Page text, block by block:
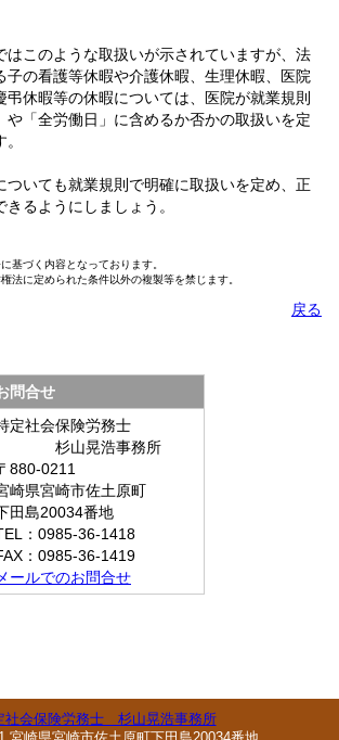
このような取扱いが示されていますが、法
子の看護等休暇や介護休暇、生理休暇、医院
弔休暇等の休暇については、医院が就業規則
や「全労働日」に含めるか否かの取扱いを定
いても就業規則で明確に取扱いを定め、正
るようにしましょう。
基づく内容となっております。
法に定められた条件以外の複製等を禁じます。
戻る
問合せ
定社会保険労務士
杉山晃浩事務所
880-0211
崎県宮崎市佐土原町
田島20034番地
：0985-36-1418
：0985-36-1419
メールでのお問合せ
社会保険労務士 杉山晃浩事務所